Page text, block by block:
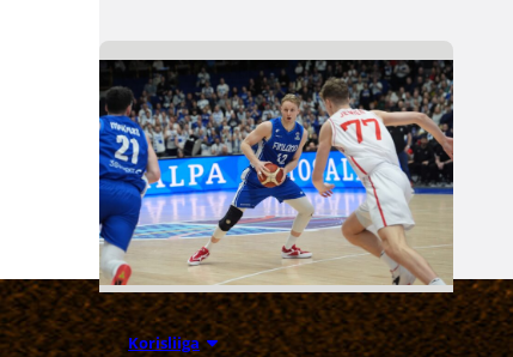
Korisliiga 07.08.2026 09:23